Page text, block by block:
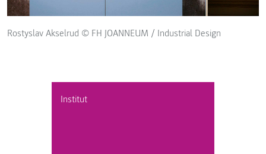
Institut
Rostyslav Akselrud © FH JOANNEUM / Industrial Design